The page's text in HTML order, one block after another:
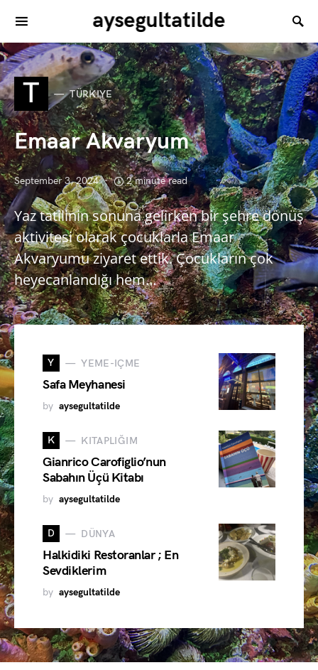
aysegultatilde
T TÜRKIYE
Emaar Akvaryum
September 3, 2024 2 minute read
Yaz tatilinin sonuna gelirken bir şehre dönüş
aktivitesi olarak çocuklarla Emaar
Akvaryumu ziyaret ettik. Çocukların çok
heyecanlandığı hem…
Y YEME-IÇME
Safa Meyhanesi
by aysegultatilde
K KITAPLIĞIM
Gianrico Carofiglio’nun
Sabahın Üçü Kitabı
by aysegultatilde
D DÜNYA
Halkidiki Restoranlar ; En
Sevdiklerim
by aysegultatilde